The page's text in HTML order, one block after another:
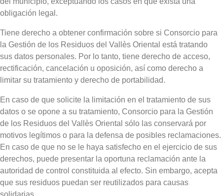
obligación legal.
Tiene derecho a obtener confirmación sobre si Consorcio para
la Gestión de los Residuos del Vallès Oriental está tratando
sus datos personales. Por lo tanto, tiene derecho de acceso,
rectificación, cancelación u oposición, así como derecho a
limitar su tratamiento y derecho de portabilidad.
En caso de que solicite la limitación en el tratamiento de sus
datos o se opone a su tratamiento, Consorcio para la Gestión
de los Residuos del Vallès Oriental sólo las conservará por
motivos legítimos o para la defensa de posibles reclamaciones.
En caso de que no se le haya satisfecho en el ejercicio de sus
derechos, puede presentar la oportuna reclamación ante la
autoridad de control constituida al efecto. Sin embargo, acepta
que sus residuos puedan ser reutilizados para causas
solidarias.